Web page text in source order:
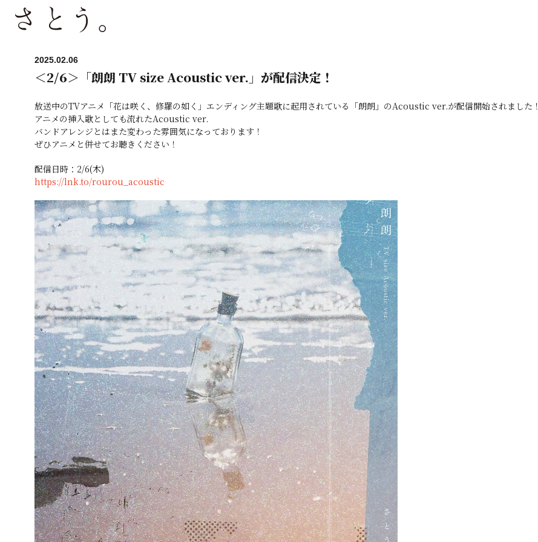
2025.02.06
＜2/6＞「朗朗 TV size Acoustic ver.」が配信決定！
放送中のTVアニメ「花は咲く、修羅の如く」エンディング主題歌に起用されている「朗朗」のAcoustic ver.が配信開始されました！
アニメの挿入歌としても流れたAcoustic ver.
バンドアレンジとはまた変わった雰囲気になっております！
ぜひアニメと併せてお聴きください！
配信日時：2/6(木)
https://lnk.to/rourou_acoustic